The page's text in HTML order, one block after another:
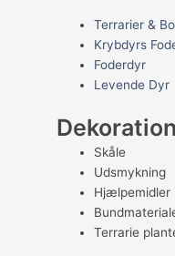
Terrarier &
Krybdyrs
Foderdyr
Levende Dyr
Skåle
Udsmykning
Hjælpemidler
Terrarie